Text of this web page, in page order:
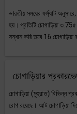
ভারতীয় সময়ের ফর্ম্যাট
হয়। প্রতিটি চোগাড়িয়া ৩.75৫
সন্ধান করি তবে 16 চোগাড়িয়া
চোগাড়িয়ার
চোগাড়িয়া (মুহুরাত) বিভিন্ন
রোগ রয়েছে। আট চোগাড়িয়া